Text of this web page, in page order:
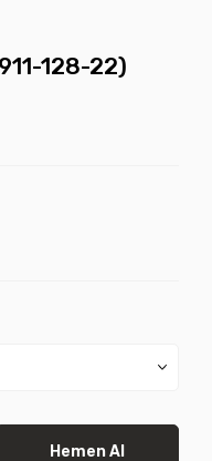
128-22)
Hemen Al